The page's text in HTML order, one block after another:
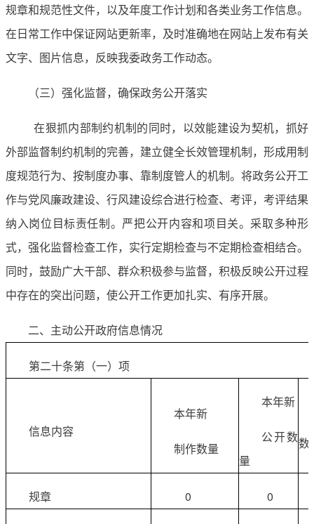
规章和规范性文件，以及年度工作计划和各类业务工作信息。
在日常工作中保证网站更新率，及时准确地在网站上发布有关
文字、图片信息，反映我委政务工作动态。
（三）强化监督，确保政务公开落实
在狠抓内部制约机制的同时，以效能建设为契机，抓好
外部监督制约机制的完善，建立健全长效管理机制，形成用制
度规范行为、按制度办事、靠制度管人的机制。将政务公开工
作与党风廉政建设、行风建设综合进行检查、考评，考评结果
纳入岗位目标责任制。严把公开内容和项目关。采取多种形
式，强化监督检查工作，实行定期检查与不定期检查相结合。
同时，鼓励广大干部、群众积极参与监督，积极反映公开过程
中存在的突出问题，使公开工作更加扎实、有序开展。
二、主动公开政府信息情况
第二十条第（一）项
信息内容
本年新
制作数量
本年新
公开数
量
数
规章 0 0